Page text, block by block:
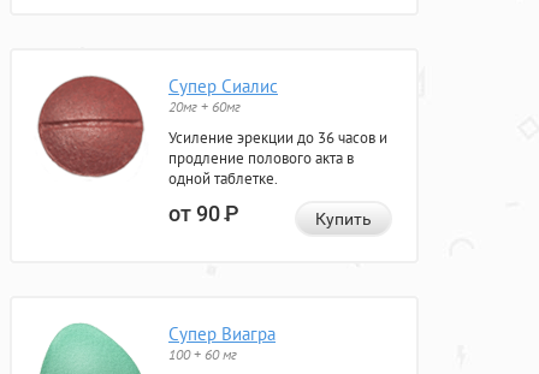
Супер Сиалис
20мг + 60мг
Усиление эрекции до 36 часов и
продление полового акта в
одной таблетке.
от 90Р Купить
Супер Виагра
100 + 60 мг